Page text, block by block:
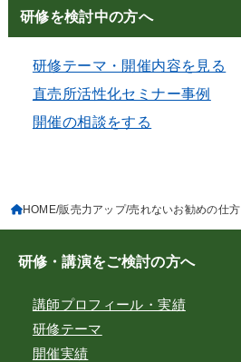
研修を検討中の方へ
研修テーマ・開催内容を見る
直売所活性化セミナー事例
開催の相談をする
HOME 販売力アップ 売れないお勧めの仕方
研修・講演をご検討の方へ
講師プロフィール・実績
研修テーマ
開催実績